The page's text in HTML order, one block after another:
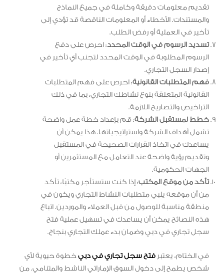
تقديم معلومات دقيقة وكاملة في جميع النماذج
والمستندات. الأخطاء أو المعلومات الناقصة قد تؤدي إلى
تأخير في العملية أو رفض الطلب.
تسديد الرسوم في الوقت المحدد: احرص على دفع
الرسوم المطلوبة في الوقت المحدد لتجنب أي تأخير في
إصدار السجل التجاري.
فهم المتطلبات القانونية: احرص على فهم المتطلبات
القانونية المتعلقة بنوع نشاطك التجاري، بما في ذلك
التراخيص والتصاريح اللازمة.
خطط لمستقبل الشركة: قم بإعداد خطة عمل واضحة
تشمل أهداف الشركة واستراتيجياتها. هذا يمكن أن
يساعدك في اتخاذ القرارات الصحيحة في المستقبل
وتقديم رؤية واضحة عند التعامل مع المستثمرين أو
الجهات الحكومية.
تأكد من موقع المكتب: إذا كنت ستستأجر مكتبًا، تأكد
من أن موقعه يلبي متطلبات النشاط التجاري ويكون في
منطقة مناسبة للوصول من قبل العملاء والموردين. اتباع
هذه النصائح يمكن أن يساعدك في تسهيل عملية فتح
سجل تجاري في دبي وضمان بدء عملك التجاري بنجاح.
في الختام، يعتبر فتح سجل تجاري في دبيخطوة حيوية لأي
شخص يطمح إلى دخول السوق الإماراتي الناشط والمتنامي. من